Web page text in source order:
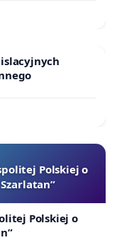
Polskiej o
Polskiej o